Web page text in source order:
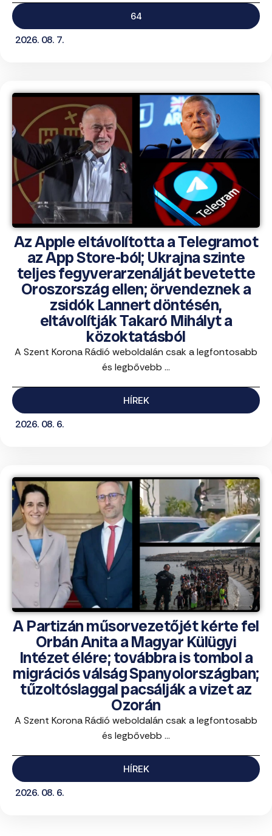
64
2026. 08. 7.
Az Apple eltávolította a Telegramot
az App Store-ból; Ukrajna szinte
teljes fegyverarzenálját bevetette
Oroszország ellen; örvendeznek a
zsidók Lannert döntésén,
eltávolítják Takaró Mihályt a
közoktatásból
A Szent Korona Rádió weboldalán csak a legfontosabb
és legbővebb ...
HÍREK
2026. 08. 6.
A Partizán műsorvezetőjét kérte fel
Orbán Anita a Magyar Külügyi
Intézet élére; továbbra is tombol a
migrációs válság Spanyolországban;
tűzoltóslaggal pacsálják a vizet az
Ozorán
A Szent Korona Rádió weboldalán csak a legfontosabb
és legbővebb ...
HÍREK
2026. 08. 6.